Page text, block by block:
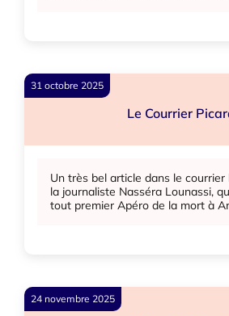
31 octobre 2025
Le Courrier
Un très bel article dans le courrier
la journaliste Nasséra Lounassi,
tout premier Apéro de la mort à
24 novembre 2025